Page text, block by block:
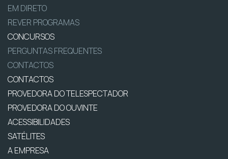
EM DIRETO
REVER PROGRAMAS
CONCURSOS
PERGUNTAS FREQUENTES
CONTACTOS
CONTACTOS
PROVEDORA DO TELESPECTADOR
PROVEDORA DO OUVINTE
ACESSIBILIDADES
SATÉLITES
A EMPRESA